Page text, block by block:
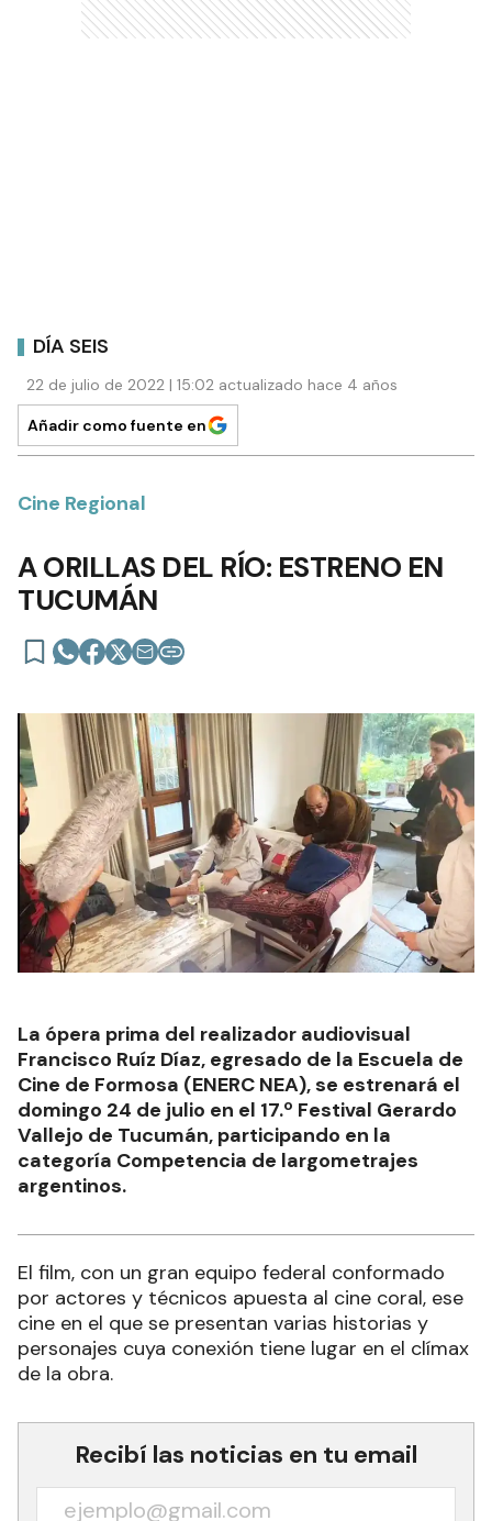
DÍA SEIS
22 de julio de 2022 | 15:02 actualizado hace 4 años
Añadir como fuente en
Cine Regional
A ORILLAS DEL RÍO: ESTRENO EN
TUCUMÁN
La ópera prima del realizador audiovisual
Francisco Ruíz Díaz, egresado de la Escuela de
Cine de Formosa (ENERC NEA), se estrenará el
domingo 24 de julio en el 17.º Festival Gerardo
Vallejo de Tucumán, participando en la
categoría Competencia de largometrajes
argentinos.
El film, con un gran equipo federal conformado
por actores y técnicos apuesta al cine coral, ese
cine en el que se presentan varias historias y
personajes cuya conexión tiene lugar en el clímax
de la obra.
Recibí las noticias en tu email